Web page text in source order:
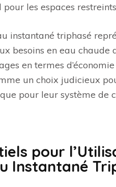
les espaces
instantané triphasé
besoins en eau chaude
en termes
un choix judicieux
pour leur système de
pour
Instantané